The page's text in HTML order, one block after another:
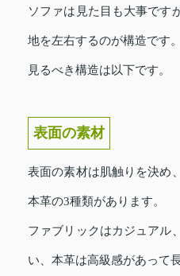
ソファは見た目も大事です
地を左右するのが構造です。
見るべき構造は以下です。
表面の素材
表面の素材は肌触りを決め
本革の3種類があります。
ファブリックはカジュアル
い、本革は高級感があって